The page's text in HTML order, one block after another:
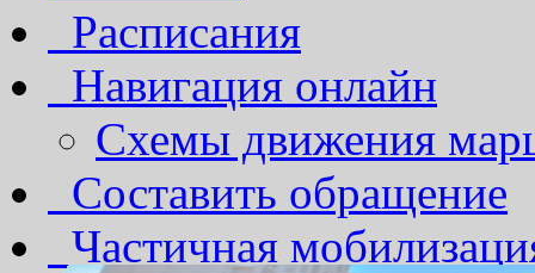
Расписания
Навигация онлайн
Схемы движения
Составить обращение
Частичная